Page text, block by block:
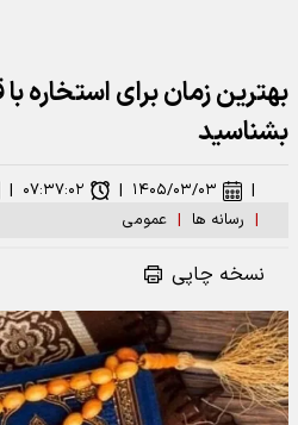
بهترین زمان برای استخاره
بشناسید
| رسانه ها | عمومی
| ۱۴۰۵/۰۳/۰۳ | ۰۷:۳۷:۰۲ |
نسخه چاپی